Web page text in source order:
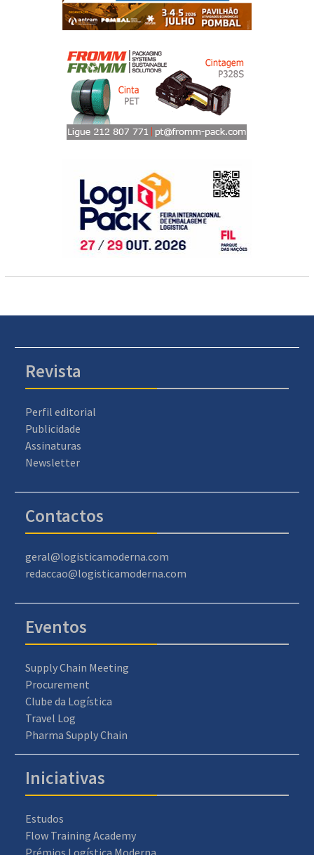
Revista
Perfil editorial
Publicidade
Assinaturas
Newsletter
Contactos
geral@logisticamoderna.com
redaccao@logisticamoderna.com
Eventos
Supply Chain Meeting
Procurement
Clube da Logística
Travel Log
Pharma Supply Chain
Iniciativas
Estudos
Flow Training Academy
Prémios Logística Moderna